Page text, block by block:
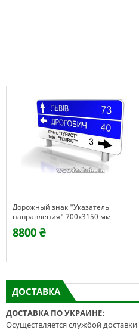
Дорожный знак "Указатель
направления" 700х3150 мм
8800 ₴
ДОСТАВКА
ДОСТАВКА ПО УКРАИНЕ:
Осуществляется службой доставки